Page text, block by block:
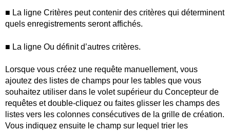
■ La ligne Critères peut contenir des critères qui déterminent
quels enregistrements seront affichés.
■ La ligne Ou définit d’autres critères.
Lorsque vous créez une requête manuellement, vous
ajoutez des listes de champs pour les tables que vous
souhaitez utiliser dans le volet supérieur du Concepteur de
requêtes et double-cliquez ou faites glisser les champs des
listes vers les colonnes consécutives de la grille de création.
Vous indiquez ensuite le champ sur lequel trier les